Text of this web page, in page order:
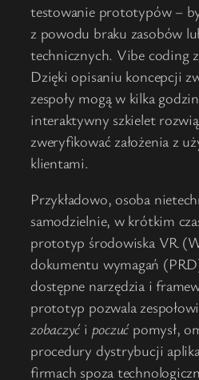
testowanie prototypów –
z powodu braku zasobów
technicznych. Vibe coding
Dzięki opisaniu koncepcji
zespoły mogą w kilka
interaktywny szkielet
zweryfikować założenia z
klientami.
Przykładowo, osoba
samodzielnie, w krótkim
prototyp środowiska VR
dokumentu wymagań
dostępne narzędzia i
prototyp pozwala
zobaczyć i poczuć pomysł,
procedury dystrybucji
firmach spoza